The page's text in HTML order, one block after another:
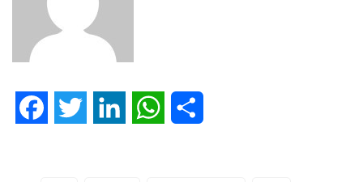
FacebookTwitter LinkedIn WhatsApp